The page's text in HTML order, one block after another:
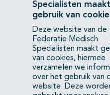
Contact
Mercatorlaan 1200
3528 BL Utrecht
(088) 505 34 34
info@richtlijnendatabase.nl
Specialisten maakt
gebruik van
Deze website van de
Federatie Medisch
Specialisten maakt
van cookies, hiermee
verzamelen we
over het gebruik van
website. Deze